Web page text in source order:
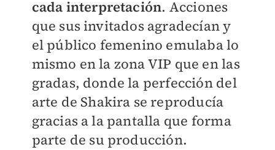
cada interpretación. Acciones
que sus invitados agradecían y
el público femenino emulaba lo
mismo en la zona VIP que en las
gradas, donde la perfección del
arte de Shakira se reproducía
gracias a la pantalla que forma
parte de su producción.